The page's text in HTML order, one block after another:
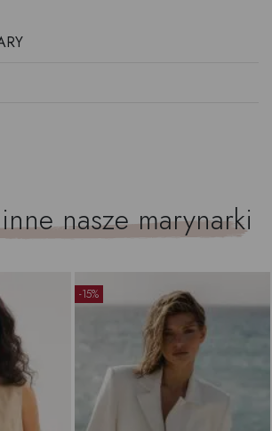
naszemarynarki
-15%